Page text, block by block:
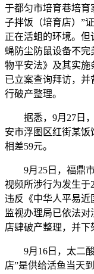
于都匀市培育巷培育
子拌饭（培育店）”
正在活蛆的环境。
蝇防尘防鼠设备不
物平安法》及其实施
已立案查询拜访，并
行破产整理。
据悉，9月27日，
安市浮图区红街某饭
相差59元。
9月25日，福鼎市
视频所涉行为发生于
违反《中华人平易近
监视办理局已依法
店肆破产整理，并下
9月16日，太二酸
店”是供给活鱼当天